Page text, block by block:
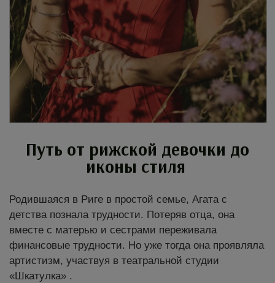
Путь от рижской девочки до
иконы стиля
Родившаяся в Риге в простой семье, Агата с
детства познала трудности. Потеряв отца, она
вместе с матерью и сестрами переживала
финансовые трудности. Но уже тогда она проявляла
артистизм, участвуя в театральной студии
«Шкатулка» .